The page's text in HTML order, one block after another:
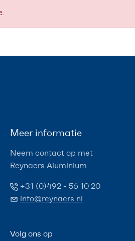
Meer informatie
Neem contact op met
Reynaers Aluminium
+31 (0)492 - 56 10 20
info@reynaers.nl
Volg ons op